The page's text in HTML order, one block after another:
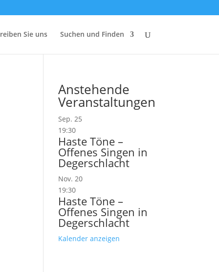
Sie uns Suchen und Finden
Anstehende
Veranstaltungen
Sep.25
19:30
Haste Töne –
Offenes Singen in
Degerschlacht
Nov.20
19:30
Haste Töne –
Offenes Singen in
Degerschlacht
Kalender anzeigen